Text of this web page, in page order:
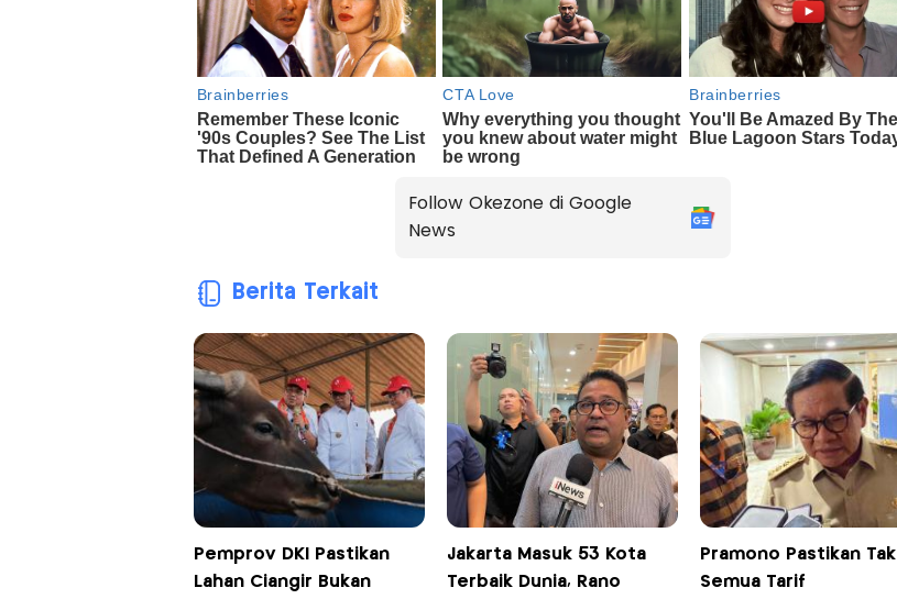
Follow Okezone di Google
News
Berita Terkait
Pemprov DKI Pastikan
Lahan Ciangir Bukan
Jakarta Masuk 53 Kota
Terbaik Dunia, Rano
Pramono Pastikan Tak
Semua Tarif